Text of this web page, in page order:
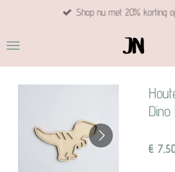
naar
hoofdinhoud
Shop nu met 20% korting
Dino
€